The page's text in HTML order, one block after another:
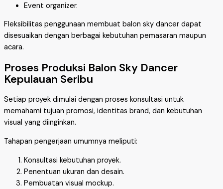
Event organizer.
Fleksibilitas penggunaan membuat balon sky dancer dapat
disesuaikan dengan berbagai kebutuhan pemasaran maupun
acara.
Proses Produksi Balon Sky Dancer
Kepulauan Seribu
Setiap proyek dimulai dengan proses konsultasi untuk
memahami tujuan promosi, identitas brand, dan kebutuhan
visual yang diinginkan.
Tahapan pengerjaan umumnya meliputi:
Konsultasi kebutuhan proyek.
Penentuan ukuran dan desain.
Pembuatan visual mockup.